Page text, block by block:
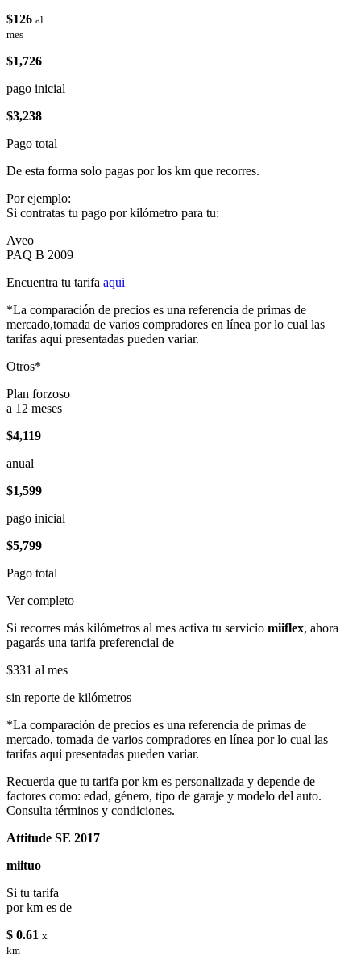
$126 al
mes
$1,726
pago inicial
$3,238
Pago total
De esta forma solo pagas por los km que recorres.
Por ejemplo:
Si contratas tu pago por kilómetro para tu:
Aveo
PAQ B 2009
Encuentra tu tarifa aqui
*La comparación de precios es una referencia de primas de
mercado,tomada de varios compradores en línea por lo cual las
tarifas aqui presentadas pueden variar.
Otros*
Plan forzoso
a 12 meses
$4,119
anual
$1,599
pago inicial
$5,799
Pago total
Ver completo
Si recorres más kilómetros al mes activa tu servicio miiflex, ahora
pagarás una tarifa preferencial de
$331 al mes
sin reporte de kilómetros
*La comparación de precios es una referencia de primas de
mercado, tomada de varios compradores en línea por lo cual las
tarifas aqui presentadas pueden variar.
Recuerda que tu tarifa por km es personalizada y depende de
factores como: edad, género, tipo de garaje y modelo del auto.
Consulta términos y condiciones.
Attitude SE 2017
miituo
Si tu tarifa
por km es de
$ 0.61 x
km